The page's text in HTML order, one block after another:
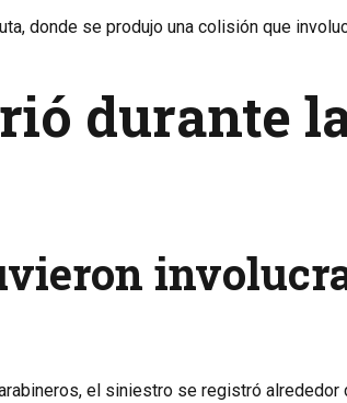
donde se produjo una colisión que
durante
el siniestro se registró alrededor